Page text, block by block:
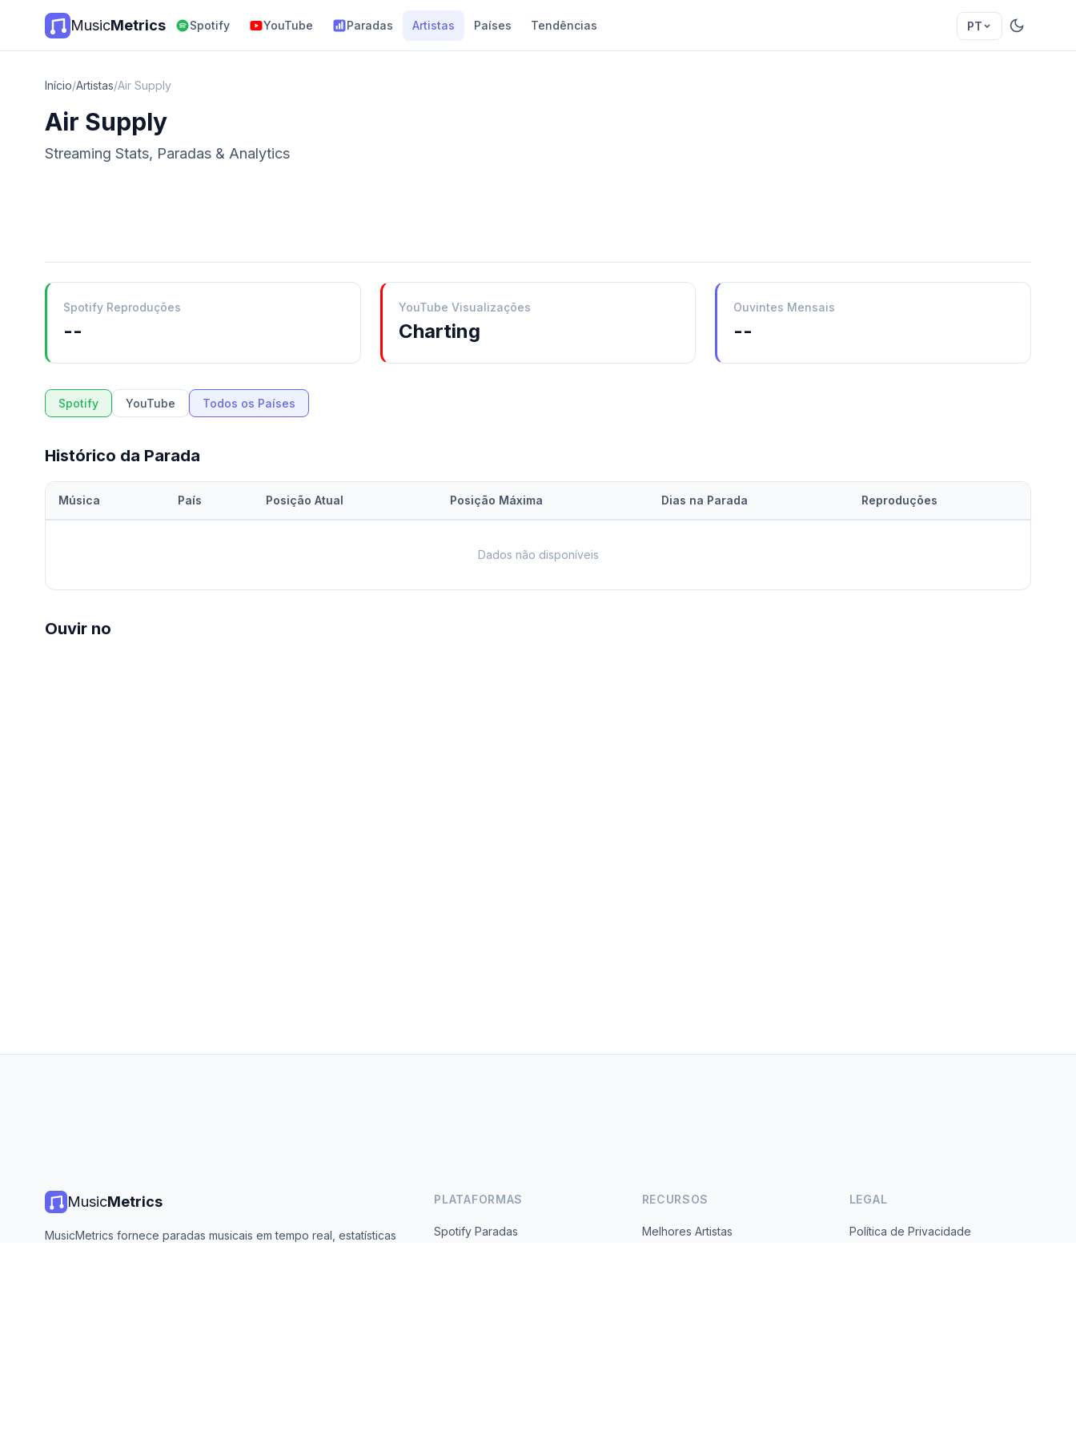
MusicMetrics Spotify YouTube Paradas Artistas Países Tendências PT
Início/Artistas/Air Supply
Air Supply
Streaming Stats, Paradas & Analytics
Spotify Reproduções
--
YouTube Visualizações
Charting
Ouvintes Mensais
--
Spotify YouTube Todos os Países
Histórico da Parada
Música País Posição Atual Posição Máxima Dias na Parada Reproduções
Dados não disponíveis
Ouvir no
MusicMetrics
MusicMetrics fornece paradas musicais em tempo real, estatísticas
PLATAFORMAS
Spotify Paradas
RECURSOS
Melhores Artistas
LEGAL
Política de Privacidade